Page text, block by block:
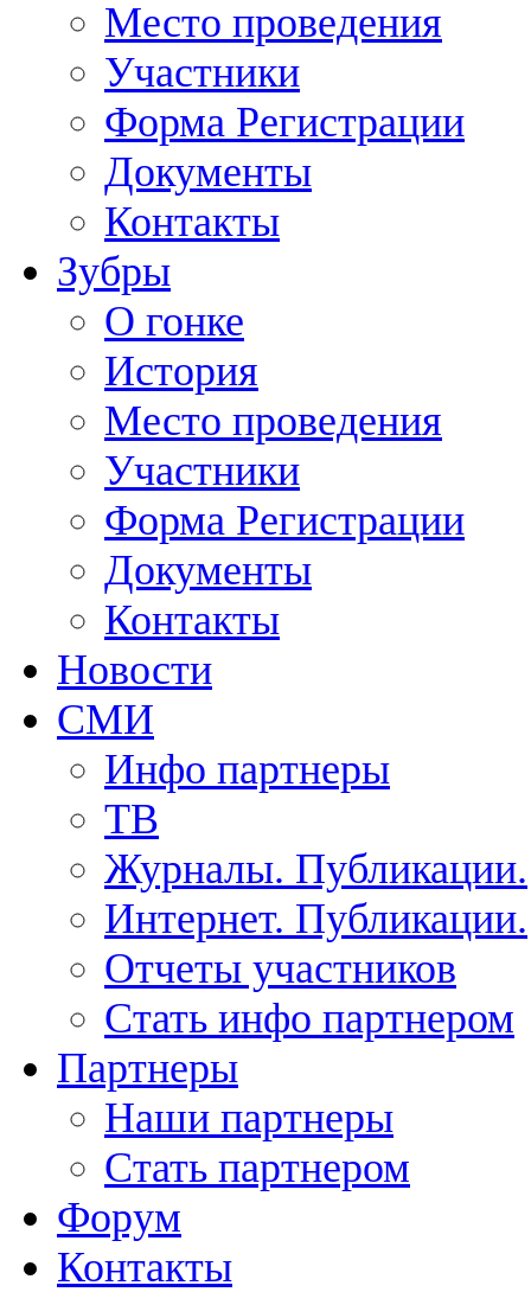
Место проведения
Участники
Форма Регистрации
Документы
Контакты
Зубры
О гонке
История
Место проведения
Участники
Форма Регистрации
Документы
Контакты
Новости
СМИ
Инфо партнеры
ТВ
Журналы. Публикации.
Интернет. Публикации.
Отчеты участников
Стать инфо партнером
Партнеры
Наши партнеры
Стать партнером
Форум
Контакты